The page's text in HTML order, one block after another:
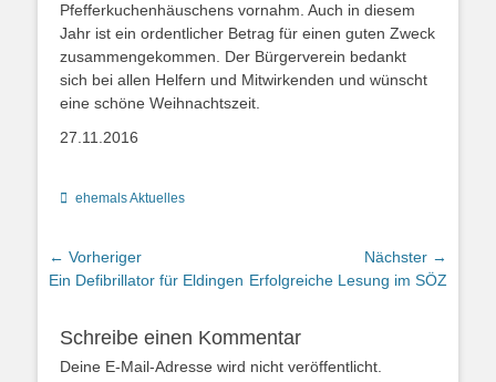
Pfefferkuchenhäuschens vornahm. Auch in diesem
Jahr ist ein ordentlicher Betrag für einen guten Zweck
zusammengekommen. Der Bürgerverein bedankt
sich bei allen Helfern und Mitwirkenden und wünscht
eine schöne Weihnachtszeit.
27.11.2016
Kategorien
ehemals Aktuelles
Beitragsnavigation
← Vorheriger
Vorheriger
Ein Defibrillator für Eldingen
Nächster →
Nächster
Erfolgreiche Lesung im SÖZ
Schreibe einen Kommentar
Deine E-Mail-Adresse wird nicht veröffentlicht.